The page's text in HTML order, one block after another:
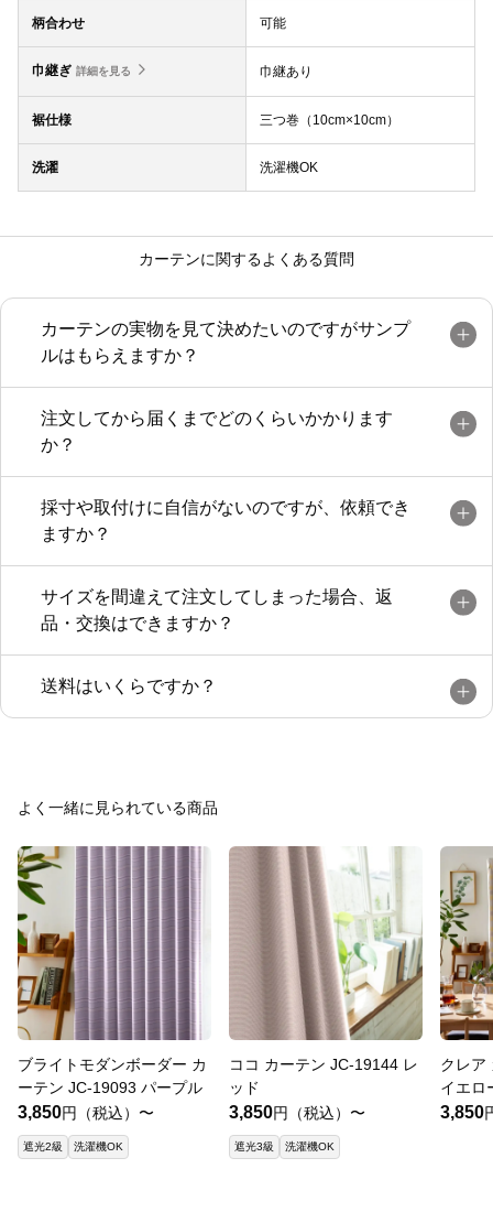
柄合わせ 可能
巾継ぎ 詳細を見る 巾継あり
裾仕様 三つ巻（10cm×10cm）
洗濯 洗濯機OK
カーテンに関するよくある質問
カーテンの実物を見て決めたいのですがサンプ
ルはもらえますか？
注文してから届くまでどのくらいかかります
か？
採寸や取付けに自信がないのですが、依頼でき
ますか？
サイズを間違えて注文してしまった場合、返
品・交換はできますか？
送料はいくらですか？
よく一緒に見られている商品
ブライトモダンボーダー カ
ーテン JC-19093 パープル
3,850円（税込）〜
遮光2級 洗濯機OK
ココ カーテン JC-19144 レ
ッド
3,850円（税込）〜
遮光3級 洗濯機OK
クレア
イエロ
3,850